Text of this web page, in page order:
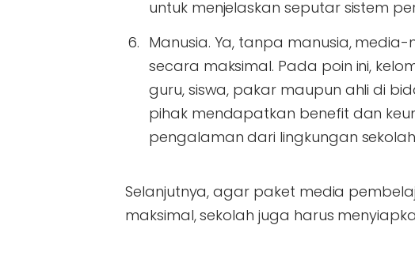
untuk menjelaskan seputar sistem
Manusia. Ya, tanpa manusia,
secara maksimal. Pada poin ini,
guru, siswa, pakar maupun ahli di
pihak mendapatkan benefit dan
pengalaman dari lingkungan
Selanjutnya, agar paket media
maksimal, sekolah juga harus